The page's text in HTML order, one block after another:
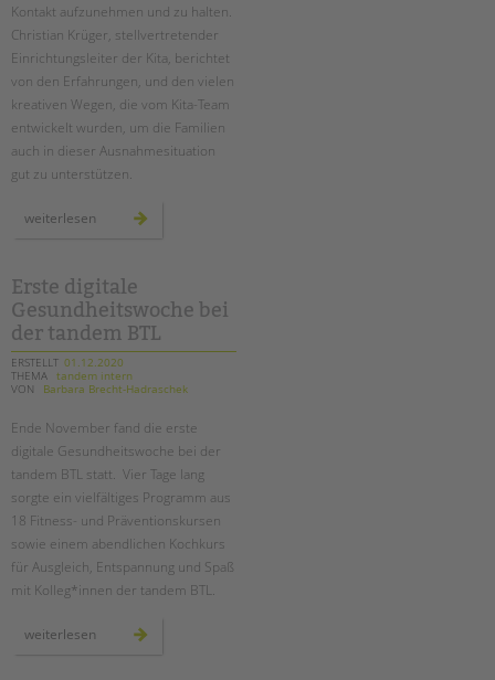
Kontakt aufzunehmen und zu halten.
Christian Krüger, stellvertretender
Einrichtungsleiter der Kita, berichtet
von den Erfahrungen, und den vielen
kreativen Wegen, die vom Kita-Team
entwickelt wurden, um die Familien
auch in dieser Ausnahmesituation
gut zu unterstützen.
weiterlesen
kontakt
und
familien
–
auch
im
lockdown
Erste digitale
Gesundheitswoche bei
der tandem BTL
ERSTELLT 01.12.2020
THEMA tandem intern
VON
Barbara Brecht-Hadraschek
Ende November fand die erste
digitale Gesundheitswoche bei der
tandem BTL statt. Vier Tage lang
sorgte ein vielfältiges Programm aus
18 Fitness- und Präventionskursen
sowie einem abendlichen Kochkurs
für Ausgleich, Entspannung und Spaß
mit Kolleg*innen der tandem BTL.
weiterlesen
digitale